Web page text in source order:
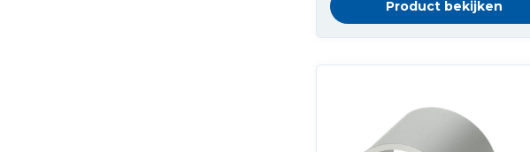
Product bekijken